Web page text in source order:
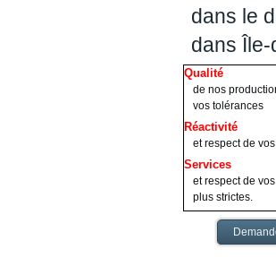
dans le
dans
Qualité
de nos
vos tolérances
Réactivité
et respect de
Services
et respect de
plus strictes.